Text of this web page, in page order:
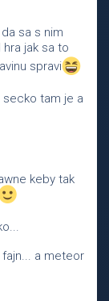
sa s nim
jak sa to
spravi
tam je a
keby tak
a meteor